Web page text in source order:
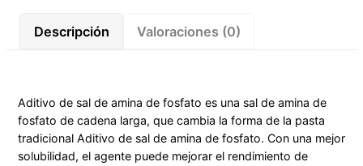
Descripción Valoraciones (0)
Aditivo de sal de amina de fosfato es una sal de amina de
fosfato de cadena larga, que cambia la forma de la pasta
tradicional Aditivo de sal de amina de fosfato. Con una mejor
solubilidad, el agente puede mejorar el rendimiento de